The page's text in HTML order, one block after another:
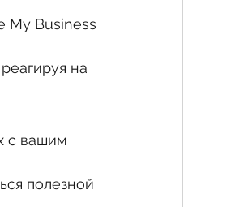
My Business
на
с вашим
полезной